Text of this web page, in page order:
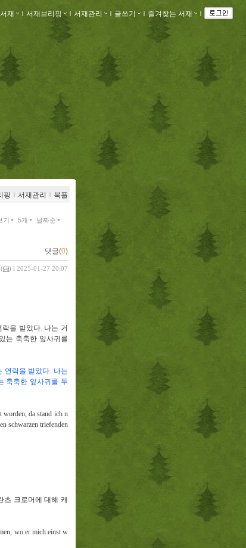
재 ｌ 서재브리핑 ｌ 서재관리 ｌ 글쓰기 ｌ 즐겨찾는 서재 ｌ
핑 ｌ 서재관리 ｌ 북플
기 5개 날짜순
댓글(0)
( ) l 2025-01-27 20:07
락을 받았다. 나는 거
는 축축한 잎사귀를
연락을 받았다. 나는
축축한 잎사귀를 두
worden, da stand ich n
schwarzen triefenden
츠 크로머에 대해 캐
wo er mich einst w